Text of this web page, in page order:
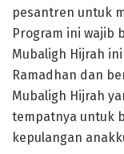
pesantren untuk
Program ini wajib
Mubaligh Hijrah
Ramadhan dan
Mubaligh Hijrah
tempatnya untuk
kepulangan